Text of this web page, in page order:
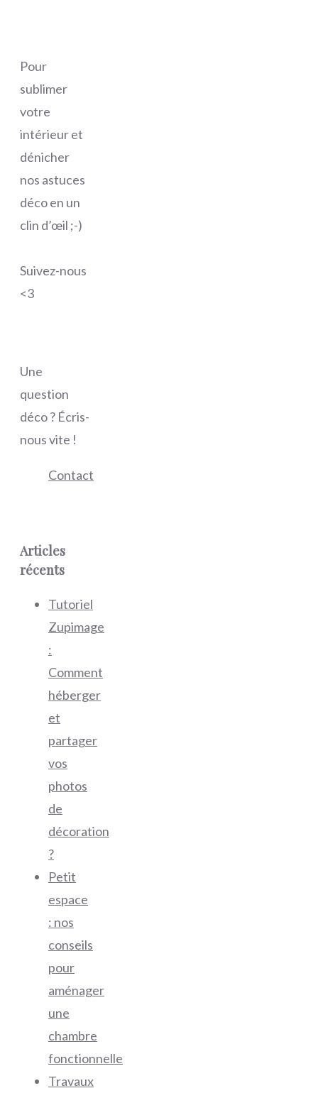
Pour
sublimer
votre
intérieur et
dénicher
nos astuces
déco en un
clin d’œil ;-)
Suivez-nous
<3
Une
question
déco ? Écris-
nous vite !
Contact
Articles
récents
Tutoriel
Zupimage
:
Comment
héberger
et
partager
vos
photos
de
décoration
?
Petit
espace
: nos
conseils
pour
aménager
une
chambre
fonctionnelle
Travaux